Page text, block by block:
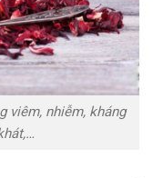
viêm, nhiễm, kháng